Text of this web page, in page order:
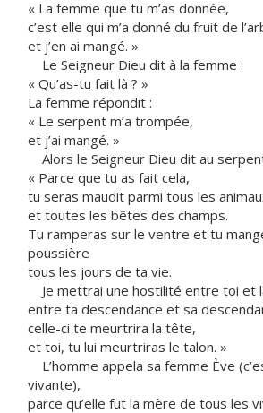
« La femme que tu m’as donnée,
c’est elle qui m’a donné du fruit de
et j’en ai mangé. »
Le Seigneur Dieu dit à la femme :
« Qu’as-tu fait là ? »
La femme répondit :
« Le serpent m’a trompée,
et j’ai mangé. »
Alors le Seigneur Dieu dit au
« Parce que tu as fait cela,
tu seras maudit parmi tous les
et toutes les bêtes des champs.
Tu ramperas sur le ventre et tu
poussière
tous les jours de ta vie.
Je mettrai une hostilité entre toi et
entre ta descendance et sa
celle-ci te meurtrira la tête,
et toi, tu lui meurtriras le talon. »
L’homme appela sa femme Ève
vivante),
parce qu’elle fut la mère de tous les